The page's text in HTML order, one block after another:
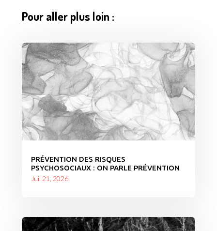
Pour aller plus loin :
PRÉVENTION DES RISQUES
PSYCHOSOCIAUX : ON PARLE PRÉVENTION
Juil 21, 2026